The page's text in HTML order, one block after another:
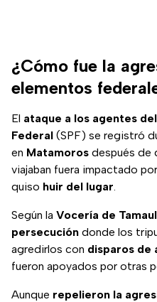
¿Cómo fue la
elementos
El ataque a los agentes
Federal (SPF) se registró
en Matamoros después de
viajaban fuera impactado
quiso huir del lugar.
Según la Vocería de
persecución donde los
agredirlos con disparos de
fueron apoyados por otras
Aunque repelieron la